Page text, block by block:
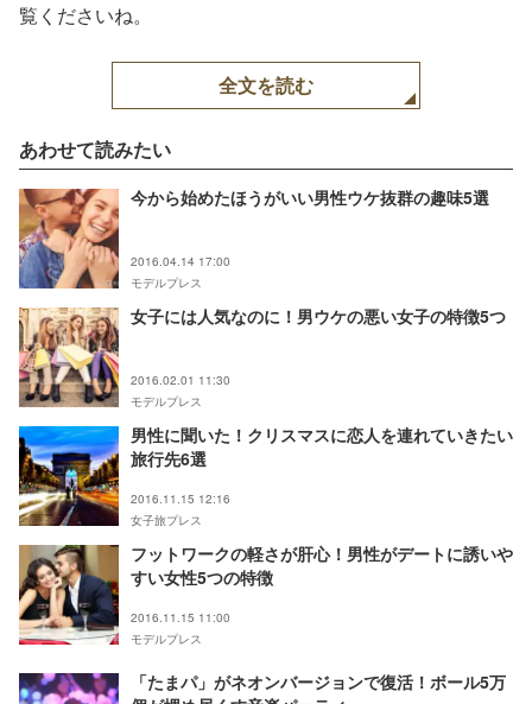
覧くださいね。
全文を読む
あわせて読みたい
今から始めたほうがいい男性ウケ抜群の趣味5選
2016.04.14 17:00
モデルプレス
女子には人気なのに！男ウケの悪い女子の特徴5つ
2016.02.01 11:30
モデルプレス
男性に聞いた！クリスマスに恋人を連れていきたい
旅行先6選
2016.11.15 12:16
女子旅プレス
フットワークの軽さが肝心！男性がデートに誘いや
すい女性5つの特徴
2016.11.15 11:00
モデルプレス
「たまパ」がネオンバージョンで復活！ボール5万